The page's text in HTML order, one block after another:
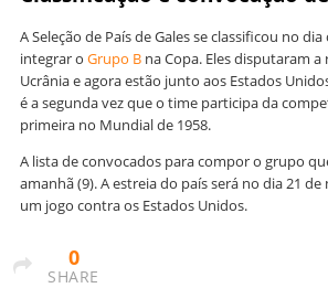
A Seleção de País de Gales se classificou no
integrar o Grupo B na Copa. Eles disputaram
Ucrânia e agora estão junto aos Estados
é a segunda vez que o time participa da
primeira no Mundial de 1958.
A lista de convocados para compor o grupo
amanhã (9). A estreia do país será no dia 21
um jogo contra os Estados Unidos.
0
SHARE